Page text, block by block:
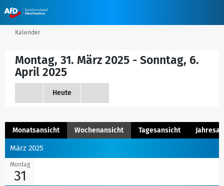
Kalender
Montag, 31. März 2025 - Sonntag, 6.
April 2025
Heute
Monatsansicht Wochenansicht Tagesansicht
März 2025
Montag
31